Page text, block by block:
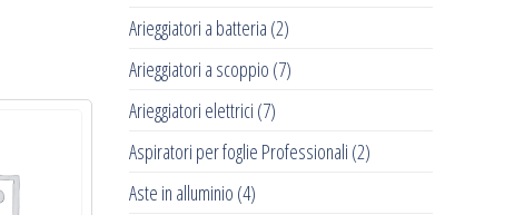
Arieggiatori a batteria (2)
Arieggiatori a scoppio (7)
Arieggiatori elettrici (7)
Aspiratori per foglie Professionali (2)
Aste in alluminio (4)